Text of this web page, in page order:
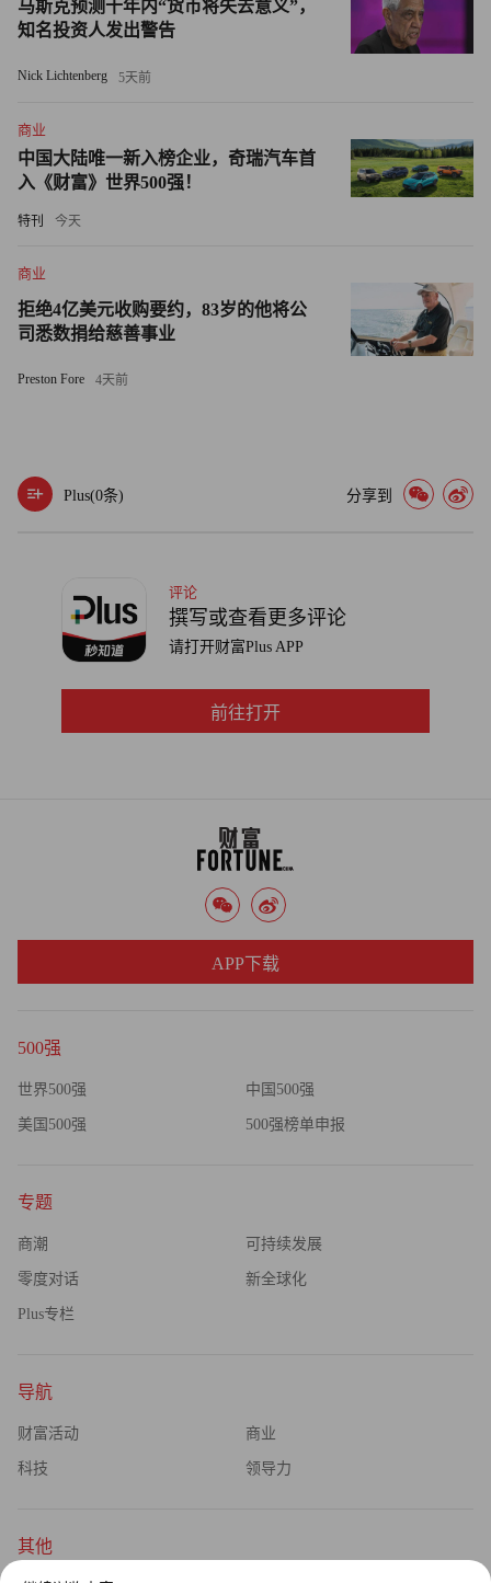
姚振华已经被明确地称为“野蛮人”。
无论是陈晓还是姚振华，都还是动用商业手段，遵守市场规
则，以资本流动来实现对企业的控制，这至少显示了中国商
业社会的成熟趋向。虽然被称为“野蛮人”，但是他们却是用
文明的方式来行使“野蛮”。
令人遗憾的是，这并未能成为人人遵守的准则，在2020年最
新发生的关于企业控制权的争斗中，“野蛮人”使用了真正的
野蛮手段。无论是“抢”公章还是“撬”保险柜，都是对法治精
神和商业文明的伤害，而舆论对此类行为的娱乐化表述，更
令人失望。
商业社会，无法避免野蛮人的出现，但是积极的商业文明
马斯克预测十年内“货币将失去意义”，
知名投资人发出警告
Nick Lichtenberg 5天前
商业
中国大陆唯一新入榜企业，奇瑞汽车首
入《财富》世界500强！
特刊 今天
商业
拒绝4亿美元收购要约，83岁的他将公
司悉数捐给慈善事业
Preston Fore 4天前
Plus(0条) 分享到
评论
撰写或查看更多评论
请打开财富Plus APP
前往打开
500强
世界500强 中国500强
美国500强 500强榜单申报
专题
商潮 可持续发展
零度对话 新全球化
Plus专栏
导航
财富活动 商业
科技 领导力
其他
APP下载